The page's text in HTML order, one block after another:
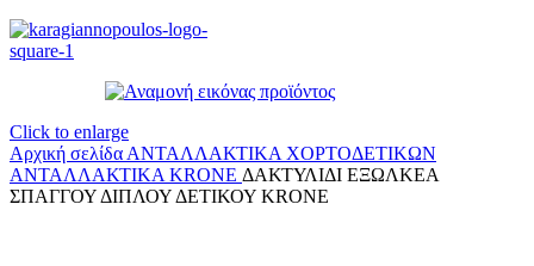
Click to enlarge
Αρχική σελίδα ΑΝΤΑΛΛΑΚΤΙΚΑ ΧΟΡΤΟΔΕΤΙΚΩΝ
ΑΝΤΑΛΛΑΚΤΙΚΑ KRONE ΔΑΚΤΥΛΙΔΙ ΕΞΩΛΚΕΑ
ΣΠΑΓΓΟΥ ΔΙΠΛΟΥ ΔΕΤΙΚΟΥ KRONE